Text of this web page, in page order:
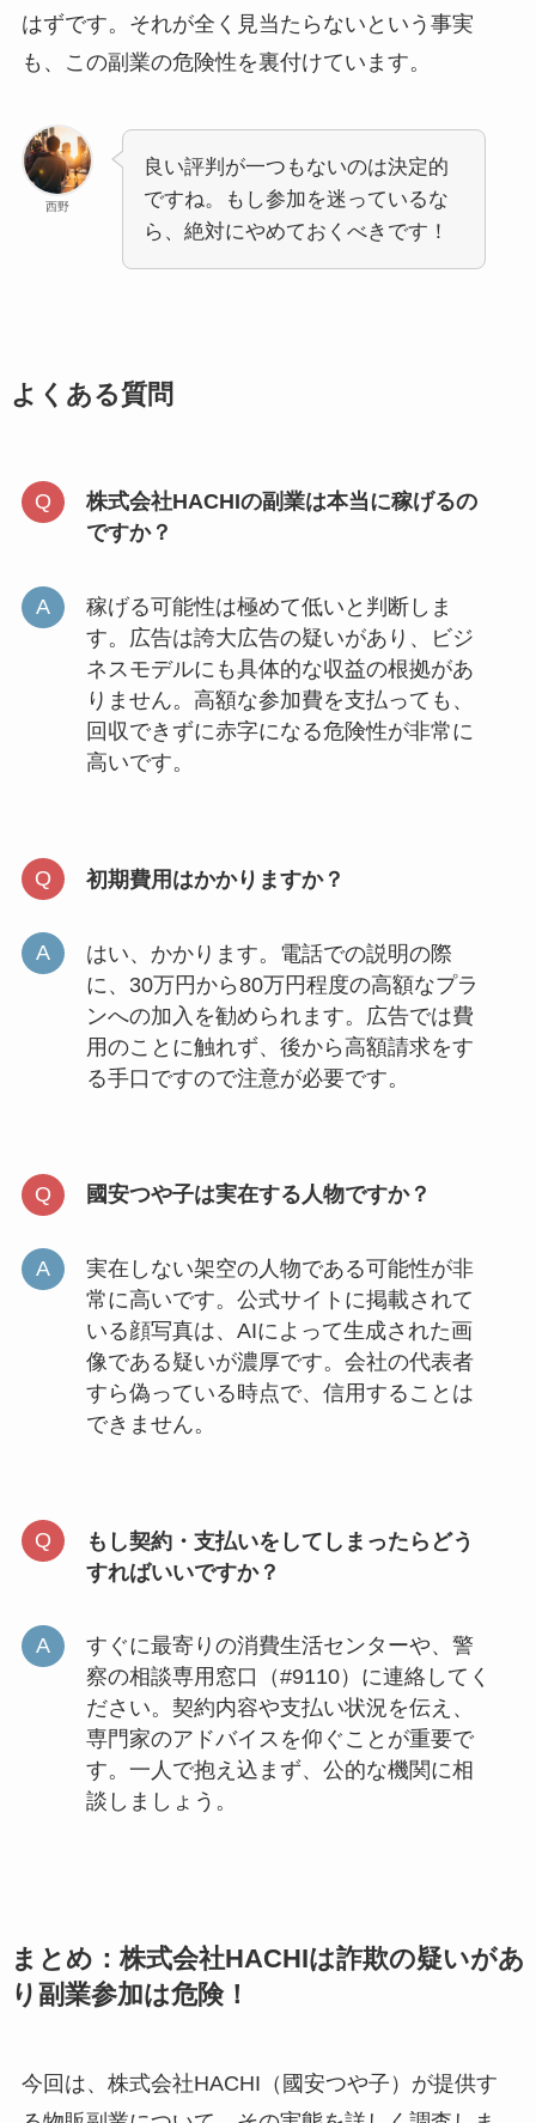
はずです。それが全く見当たらないという事実
も、この副業の危険性を裏付けています。
西野
良い評判が一つもないのは決定的
ですね。もし参加を迷っているな
ら、絶対にやめておくべきです！
よくある質問
株式会社HACHIの副業は本当に稼げるの
ですか？
稼げる可能性は極めて低いと判断しま
す。広告は誇大広告の疑いがあり、ビジ
ネスモデルにも具体的な収益の根拠があ
りません。高額な参加費を支払っても、
回収できずに赤字になる危険性が非常に
高いです。
初期費用はかかりますか？
はい、かかります。電話での説明の際
に、30万円から80万円程度の高額なプラ
ンへの加入を勧められます。広告では費
用のことに触れず、後から高額請求をす
る手口ですので注意が必要です。
國安つや子は実在する人物ですか？
実在しない架空の人物である可能性が非
常に高いです。公式サイトに掲載されて
いる顔写真は、AIによって生成された画
像である疑いが濃厚です。会社の代表者
すら偽っている時点で、信用することは
できません。
もし契約・支払いをしてしまったらどう
すればいいですか？
すぐに最寄りの消費生活センターや、警
察の相談専用窓口（#9110）に連絡してく
ださい。契約内容や支払い状況を伝え、
専門家のアドバイスを仰ぐことが重要で
す。一人で抱え込まず、公的な機関に相
談しましょう。
まとめ：株式会社HACHIは詐欺の疑いがあ
り副業参加は危険！
今回は、株式会社HACHI（國安つや子）が提供す